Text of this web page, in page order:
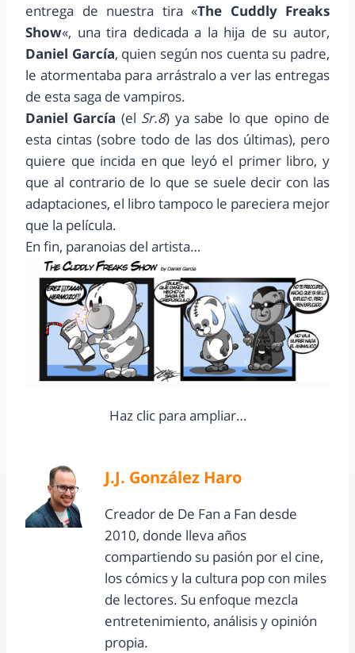
entrega de nuestra tira «The Cuddly Freaks
Show«, una tira dedicada a la hija de su autor,
Daniel García, quien según nos cuenta su padre,
le atormentaba para arrástralo a ver las entregas
de esta saga de vampiros.
Daniel García (el Sr.8) ya sabe lo que opino de
esta cintas (sobre todo de las dos últimas), pero
quiere que incida en que leyó el primer libro, y
que al contrario de lo que se suele decir con las
adaptaciones, el libro tampoco le pareciera mejor
que la película.
En fin, paranoias del artista…
Haz clic para ampliar…
J.J. González Haro
Creador de De Fan a Fan desde
2010, donde lleva años
compartiendo su pasión por el cine,
los cómics y la cultura pop con miles
de lectores. Su enfoque mezcla
entretenimiento, análisis y opinión
propia.